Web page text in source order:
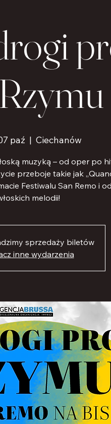
paź
  |
Ciechanów
muzyką – od oper po
przeboje takie jak
Festiwalu San Remo i
melodii!
sprzedaży biletów
inne wydarzenia